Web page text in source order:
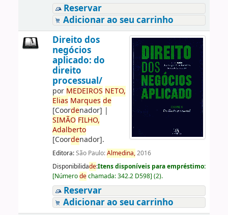
Reservar
Adicionar ao seu carrinho
Direito dos
negócios
aplicado: do
direito
processual/
por MEDEIROS NETO,
Elias Marques de
[Coordenador] |
SIMÃO FILHO,
Adalberto
[Coordenador].
Editora:São Paulo:Almedina,2016
Disponibilidade:Itens disponíveis para empréstimo:
[Númerodechamada:342.2 D598] (2).
Reservar
Adicionar ao seu carrinho